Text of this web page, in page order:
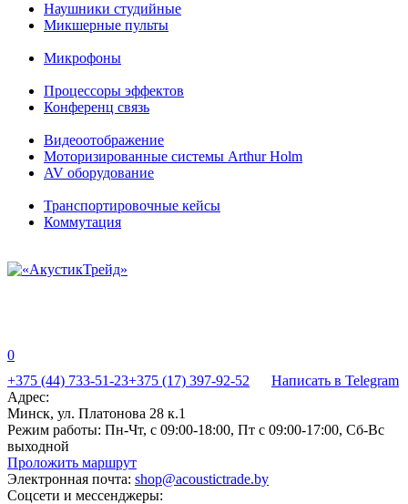
Наушники студийные
Микшерные пульты
Микрофоны
Процессоры эффектов
Конференц связь
Видеоотображение
Моторизированные системы Arthur Holm
AV оборудование
Транспортировочные кейсы
Коммутация
0
+375 (44) 733-51-23+375 (17) 397-92-52
Написать в Telegram
Адрес:
Минск, ул. Платонова 28 к.1
Режим работы: Пн-Чт, с 09:00-18:00, Пт с 09:00-17:00, Сб-Вс
выходной
Проложить маршрут
Электронная почта: shop@acoustictrade.by
Соцсети и мессенджеры: